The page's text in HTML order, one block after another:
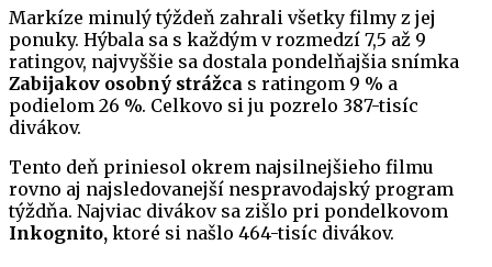
Markíze minulý týždeň zahrali všetky filmy z jej
ponuky. Hýbala sa s každým v rozmedzí 7,5 až 9
ratingov, najvyššie sa dostala pondelňajšia snímka
Zabijakov osobný strážca s ratingom 9 % a
podielom 26 %. Celkovo si ju pozrelo 387-tisíc
divákov.
Tento deň priniesol okrem najsilnejšieho filmu
rovno aj najsledovanejší nespravodajský program
týždňa. Najviac divákov sa zišlo pri pondelkovom
Inkognito, ktoré si našlo 464-tisíc divákov.